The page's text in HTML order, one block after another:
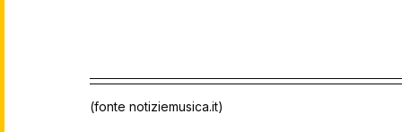
(fonte notiziemusica.it)